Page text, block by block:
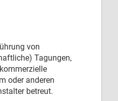
von
Tagungen,
oder anderen
betreut.